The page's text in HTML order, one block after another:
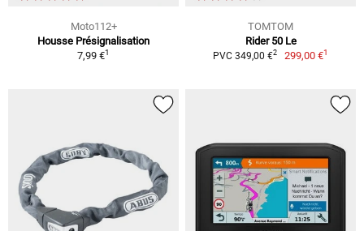
Moto112+
Housse Présignalisation
7,99 €1
TOMTOM
Rider 50 Le
PVC 349,00 €2 299,00 €1